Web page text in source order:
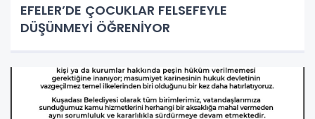
EFELER’DE ÇOCUKLAR FELSEFEYLE
DÜŞÜNMEYİ ÖĞRENİYOR